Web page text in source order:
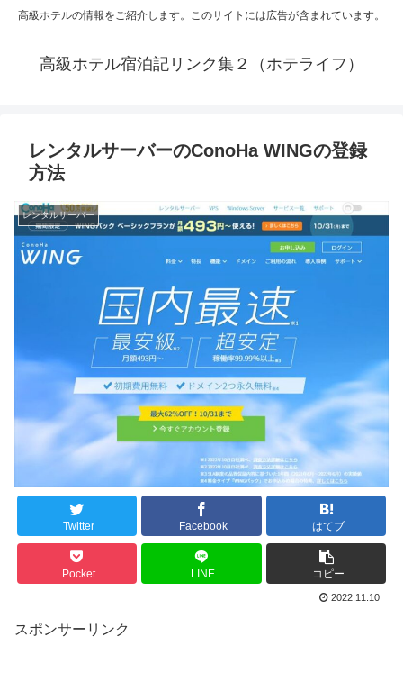
高級ホテルの情報をご紹介します。このサイトには広告が含まれています。
高級ホテル宿泊記リンク集２（ホテライフ）
レンタルサーバーのConoHa WINGの登録
方法
レンタルサーバー
Twitter Facebook はてブ
Pocket LINE コピー
2022.11.10
スポンサーリンク